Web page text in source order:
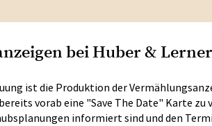
bei Huber & Lerner
ist die Produktion der
vorab eine "Save The Date" Karte
informiert sind und den